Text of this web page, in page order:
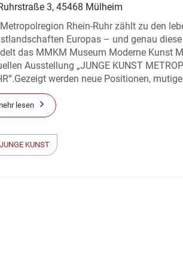
3, 45468 Mülheim
Rhein-Ruhr zählt zu den
Europas – und genau
das MMKM Museum Moderne Kunst
Ausstellung „JUNGE KUNST
werden neue Positionen,
lesen
JUNGE KUNST